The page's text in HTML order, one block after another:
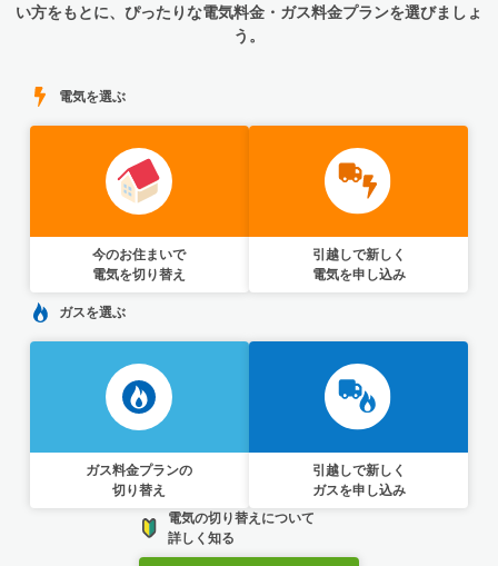
い方をもとに、ぴったりな電気料金・ガス料金プランを選びましょ
う。
電気を選ぶ
今のお住まいで
電気を切り替え
引越しで新しく
電気を申し込み
ガスを選ぶ
ガス料金プランの
切り替え
引越しで新しく
ガスを申し込み
電気の切り替えについて
詳しく知る